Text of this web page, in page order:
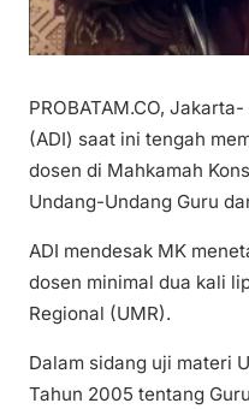
PROBATAM.CO,
(ADI) saat ini tengah
dosen di Mahkamah
Undang-Undang Guru
ADI mendesak MK
dosen minimal dua kali
Regional (UMR).
Dalam sidang uji materi
Tahun 2005 tentang